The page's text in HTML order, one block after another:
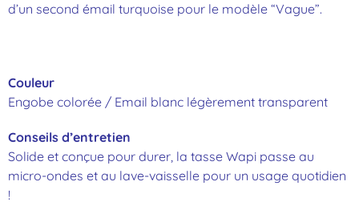
d’un second émail turquoise pour le modèle “Vague”.
Couleur
Engobe colorée / Email blanc légèrement transparent
Conseils d’entretien
Solide et conçue pour durer, la tasse Wapi passe au
micro-ondes et au lave-vaisselle pour un usage quotidien
!